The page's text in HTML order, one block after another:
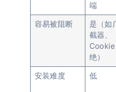
端
容易被阻断
是（如
截器、
绝）
安装难度 低